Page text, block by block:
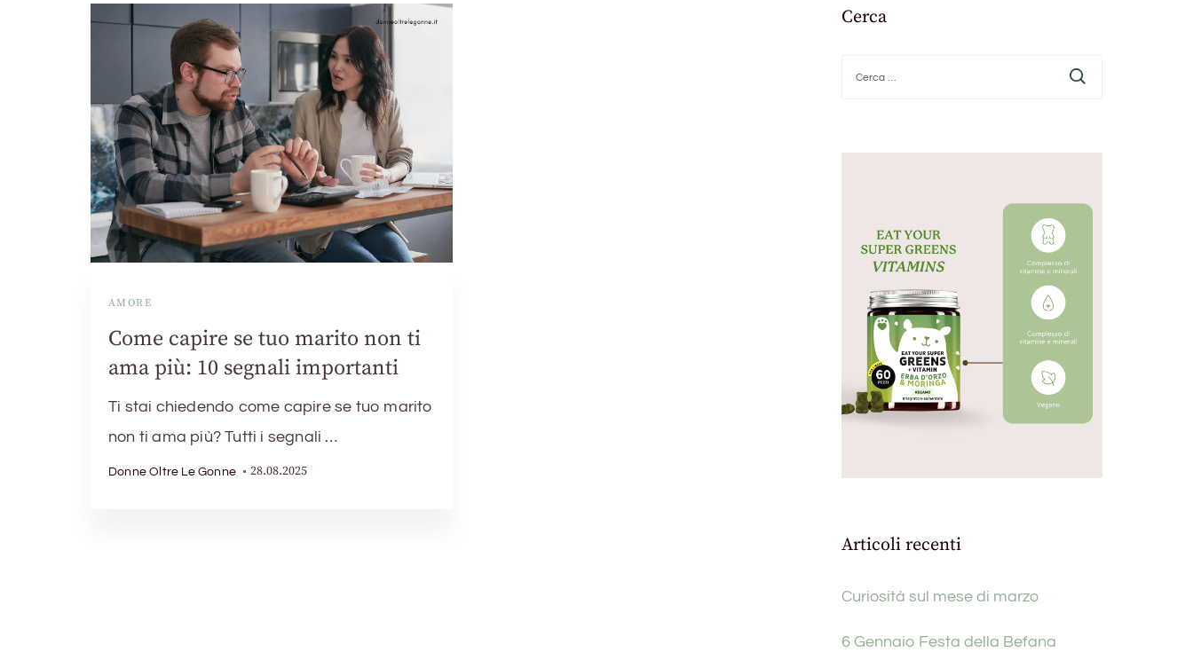
AMORE
Come capire se tuo marito non ti
ama più: 10 segnali importanti
Ti stai chiedendo come capire se tuo marito
non ti ama più? Tutti i segnali …
Donne Oltre Le Gonne 28.08.2025
Cerca
per:
Articoli recenti
Curiosità sul mese di marzo
6 Gennaio Festa della Befana